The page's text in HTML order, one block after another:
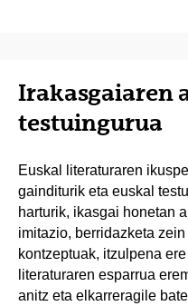
Irakasgaiaren
testuingurua
Euskal literaturaren
gainditurik eta euskal
harturik, ikasgai honetan
imitazio, berridazketa
kontzeptuak, itzulpena
literaturaren esparrua
anitz eta elkarreragile